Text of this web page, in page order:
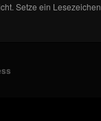
Setze ein